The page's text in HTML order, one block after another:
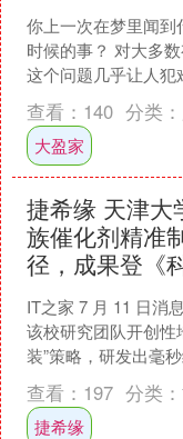
你上一次在梦里闻到
时候的事？ 对大多
这个问题几乎让人犯
就是一场视觉的演出
道只是偶尔串场的配
查看： 140 分类：
大盈家
捷希缘 天津大
族催化剂精准
径，成果登《
IT之家 7 月 11 日消
该校研究团队开创性
装”策略，研发出毫
术，实现铂族金属核
快合成与精准....
查看： 197 分类：
捷希缘